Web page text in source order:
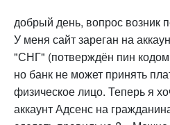
добрый день, вопрос возник
У меня сайт зареган на
"СНГ" (потверждён пин
но банк не может принять
физическое лицо. Теперь я
аккаунт Адсенс на